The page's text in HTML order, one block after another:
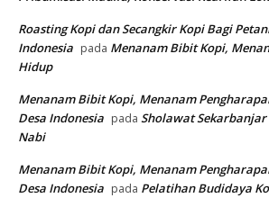
Roasting Kopi dan Secangkir Kopi Bagi
Indonesia pada Menanam Bibit Kopi,
Hidup
Menanam Bibit Kopi, Menanam
Desa Indonesia pada Sholawat
Nabi
Menanam Bibit Kopi, Menanam
Desa Indonesia pada Pelatihan Budidaya